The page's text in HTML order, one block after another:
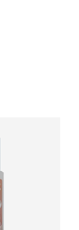
达日期
达日期
达日期